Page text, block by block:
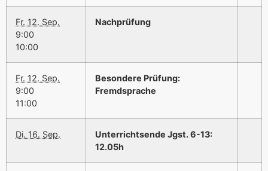
Fr. 12. Sep.
9:00
10:00
Nachprüfung
Fr. 12. Sep.
9:00
11:00
Besondere Prüfung:
Fremdsprache
Di. 16. Sep.
Unterrichtsende Jgst. 6-13:
12.05h